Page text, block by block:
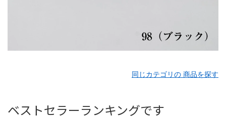
同じカテゴリの 商品を探す
ベストセラーランキングです